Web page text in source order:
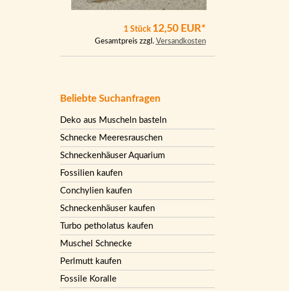
1 Stück 12,50 EUR*
Gesamtpreis zzgl. Versandkosten
Beliebte Suchanfragen
Deko aus Muscheln basteln
Schnecke Meeresrauschen
Schneckenhäuser Aquarium
Fossilien kaufen
Conchylien kaufen
Schneckenhäuser kaufen
Turbo petholatus kaufen
Muschel Schnecke
Perlmutt kaufen
Fossile Koralle